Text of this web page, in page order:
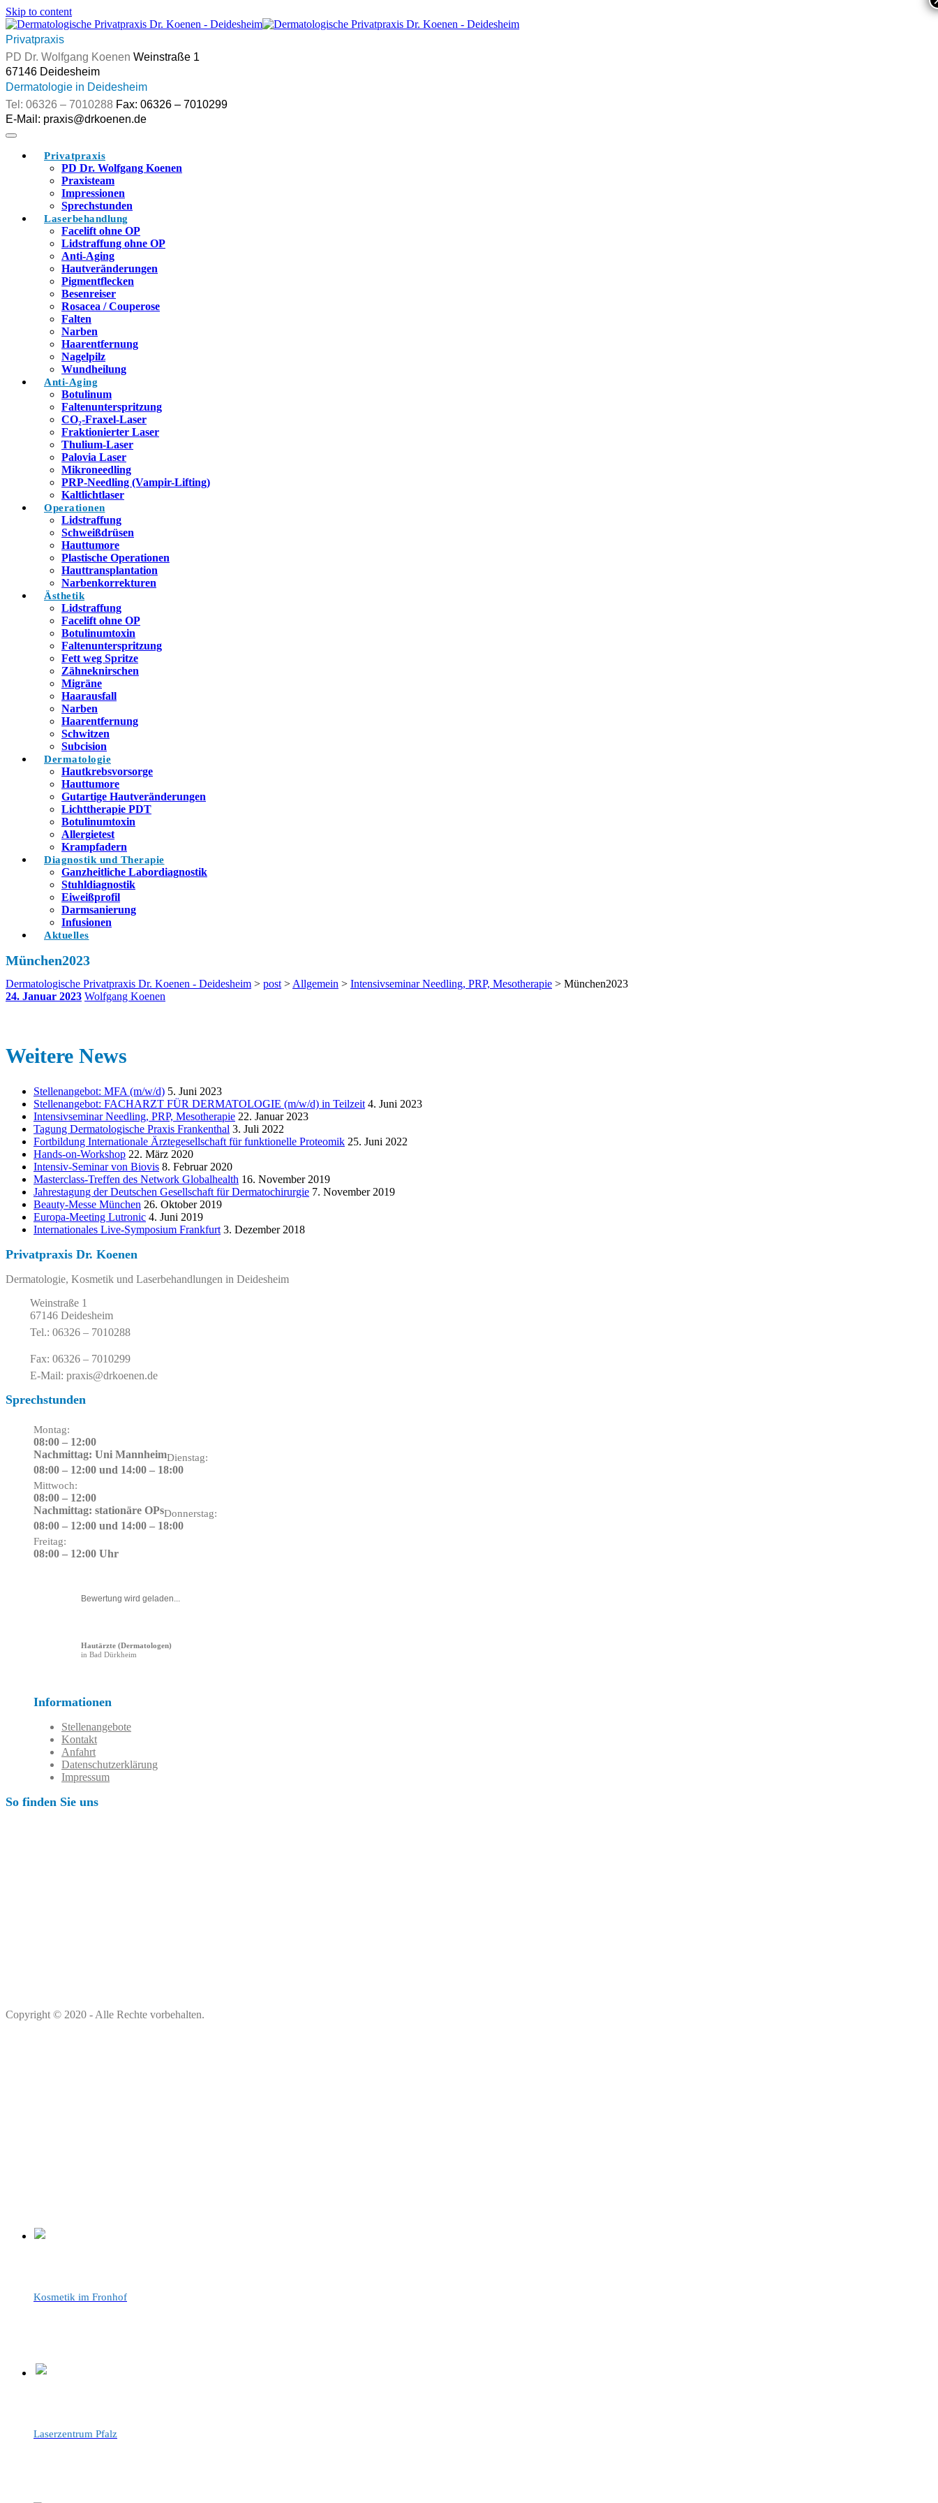
Skip to content
Privatpraxis
Weinstraße 1
Dermatologie in Deidesheim
Fax: 06326 – 7010299
Privatpraxis
PD Dr. Wolfgang Koenen
Praxisteam
Impressionen
Sprechstunden
Laserbehandlung
Facelift ohne OP
Lidstraffung ohne OP
Anti-Aging
Hautveränderungen
Pigmentflecken
Besenreiser
Rosacea / Couperose
Falten
Narben
Haarentfernung
Nagelpilz
Wundheilung
Anti-Aging
Botulinum
Faltenunterspritzung
CO₂-Fraxel-Laser
Fraktionierter Laser
Thulium-Laser
Palovia Laser
Mikroneedling
PRP-Needling (Vampir-Lifting)
Kaltlichtlaser
Operationen
Lidstraffung
Schweißdrüsen
Hauttumore
Plastische Operationen
Hauttransplantation
Narbenkorrekturen
Ästhetik
Lidstraffung
Facelift ohne OP
Botulinumtoxin
Faltenunterspritzung
Fett weg Spritze
Zähneknirschen
Migräne
Haarausfall
Narben
Haarentfernung
Schwitzen
Subcision
Dermatologie
Hautkrebsvorsorge
Hauttumore
Gutartige Hautveränderungen
Lichttherapie PDT
Botulinumtoxin
Allergietest
Krampfadern
Diagnostik und Therapie
Ganzheitliche Labordiagnostik
Stuhldiagnostik
Eiweißprofil
Darmsanierung
Infusionen
Aktuelles
München2023
Dermatologische Privatpraxis Dr. Koenen - Deidesheim > post > Allgemein > Intensivseminar Needling, PRP, Mesotherapie > München2023
24. Januar 2023 Wolfgang Koenen
Weitere News
Stellenangebot: MFA (m/w/d) 5. Juni 2023
Stellenangebot: FACHARZT FÜR DERMATOLOGIE (m/w/d) in Teilzeit 4. Juni 2023
Intensivseminar Needling, PRP, Mesotherapie 22. Januar 2023
Tagung Dermatologische Praxis Frankenthal 3. Juli 2022
Fortbildung Internationale Ärztegesellschaft für funktionelle Proteomik 25. Juni 2022
Hands-on-Workshop 22. März 2020
Intensiv-Seminar von Biovis 8. Februar 2020
Masterclass-Treffen des Network Globalhealth 16. November 2019
Jahrestagung der Deutschen Gesellschaft für Dermatochirurgie 7. November 2019
Beauty-Messe München 26. Oktober 2019
Europa-Meeting Lutronic 4. Juni 2019
Internationales Live-Symposium Frankfurt 3. Dezember 2018
Privatpraxis Dr. Koenen
Dermatologie, Kosmetik und Laserbehandlungen in Deidesheim
Weinstraße 1
67146 Deidesheim
Tel.: 06326 – 7010288
Fax: 06326 – 7010299
E-Mail: praxis@drkoenen.de
Sprechstunden
Montag:
08:00 – 12:00
Nachmittag: Uni MannheimDienstag:
08:00 – 12:00 und 14:00 – 18:00
Mittwoch:
08:00 – 12:00
Nachmittag: stationäre OPsDonnerstag:
08:00 – 12:00 und 14:00 – 18:00
Freitag:
08:00 – 12:00 Uhr
Bewertung wird geladen...
Hautärzte (Dermatologen)
in Bad Dürkheim
Informationen
Stellenangebote
Kontakt
Anfahrt
Datenschutzerklärung
Impressum
So finden Sie uns
Copyright © 2020 - Alle Rechte vorbehalten.
Kosmetik im Fronhof
Laserzentrum Pfalz